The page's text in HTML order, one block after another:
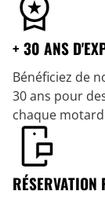
+ 30 ANS
Bénéficiez de
30 ans pour
chaque